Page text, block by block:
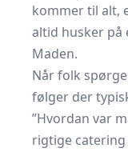
kommer til alt,
altid husker på
Maden.
Når folk
følger der
”Hvordan var
rigtige